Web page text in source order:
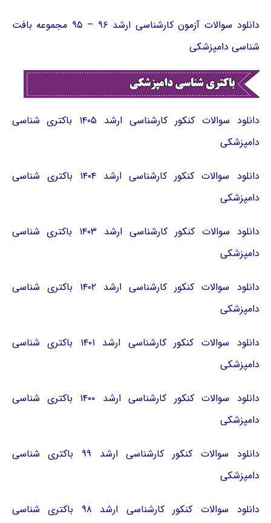
دانلود سوالات آزمون کارشناسی ارشد ۹۶ – ۹۵ مجموعه بافت
شناسی دامپزشکی
دانلود سوالات کنکور کارشناسی ارشد ۱۴۰۵ باکتری شناسی
دامپزشکی
دانلود سوالات کنکور کارشناسی ارشد ۱۴۰۴ باکتری شناسی
دامپزشکی
دانلود سوالات کنکور کارشناسی ارشد ۱۴۰۳ باکتری شناسی
دامپزشکی
دانلود سوالات کنکور کارشناسی ارشد ۱۴۰۲ باکتری شناسی
دامپزشکی
دانلود سوالات کنکور کارشناسی ارشد ۱۴۰۱ باکتری شناسی
دامپزشکی
دانلود سوالات کنکور کارشناسی ارشد ۱۴۰۰ باکتری شناسی
دامپزشکی
دانلود سوالات کنکور کارشناسی ارشد ۹۹ باکتری شناسی
دامپزشکی
دانلود سوالات کنکور کارشناسی ارشد ۹۸ باکتری شناسی